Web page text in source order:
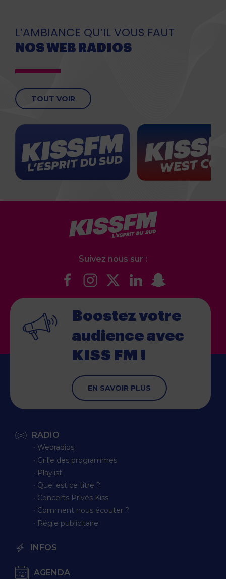
L’AMBIANCE QU’IL VOUS FAUT
NOS WEB RADIOS
TOUT VOIR
Suivez nous sur :
Boostez votre
audience avec
KISS FM !
EN SAVOIR PLUS
RADIO
∙ Webradios
∙ Grille des programmes
∙ Playlist
∙ Quel est ce titre ?
∙ Concerts Privés Kiss
∙ Comment nous écouter ?
∙ Régie publicitaire
INFOS
AGENDA